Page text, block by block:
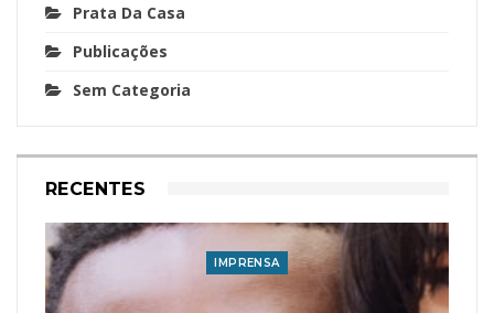
Prata Da Casa
Publicações
Sem Categoria
RECENTES
IMPRENSA